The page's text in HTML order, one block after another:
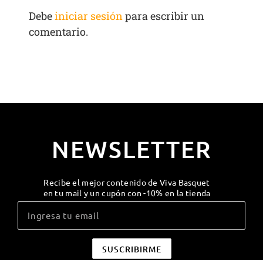
Debeiniciar sesiónpara escribir un
comentario.
NEWSLETTER
Recibe el mejor contenido de Viva Basquet
en tu mail y un cupón con -10% en la tienda